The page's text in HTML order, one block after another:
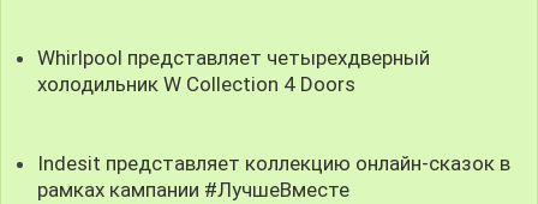
Whirlpool представляет четырехдверный
холодильник W Collection 4 Doors
Indesit представляет коллекцию онлайн-сказок в
рамках кампании #ЛучшеВместе